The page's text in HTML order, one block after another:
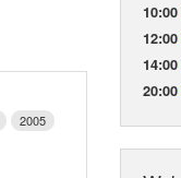
2005
10:00
12:00
14:00
20:00